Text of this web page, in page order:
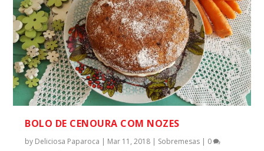
BOLO DE CENOURA COM NOZES
by Deliciosa Paparoca | Mar 11, 2018 | Sobremesas | 0